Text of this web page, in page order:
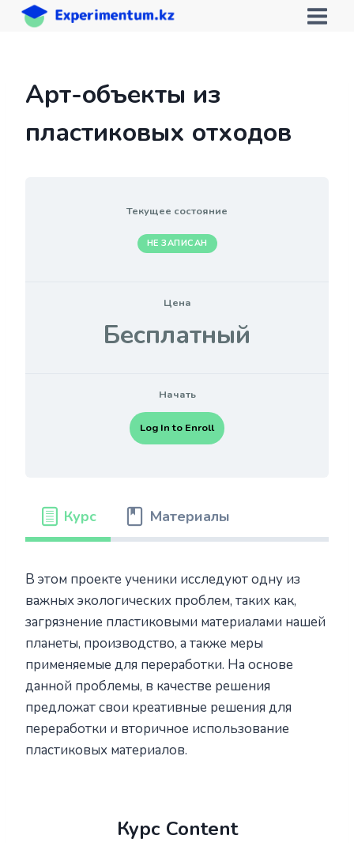
Перейти
Арт-объекты из
пластиковых отходов
Текущее состояние
НЕ ЗАПИСАН
Цена
Бесплатный
Начать
Log In to Enroll
Курс Материалы
В этом проекте ученики исследуют одну из
важных экологических проблем, таких как,
загрязнение пластиковыми материалами нашей
планеты, производство, а также меры
применяемые для переработки. На основе
данной проблемы, в качестве решения
предложат свои креативные решения для
переработки и вторичное использование
пластиковых материалов.
Курс Content